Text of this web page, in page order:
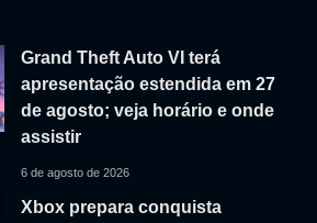
Grand Theft Auto VI terá
apresentação estendida em 27
de agosto; veja horário e onde
assistir
6 de agosto de 2026
Xbox prepara conquista